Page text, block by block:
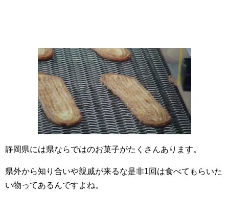
静岡県には県ならではのお菓子がたくさんあります。
県外から知り合いや親戚が来るな是非1回は食べてもらいた
い物ってあるんですよね。